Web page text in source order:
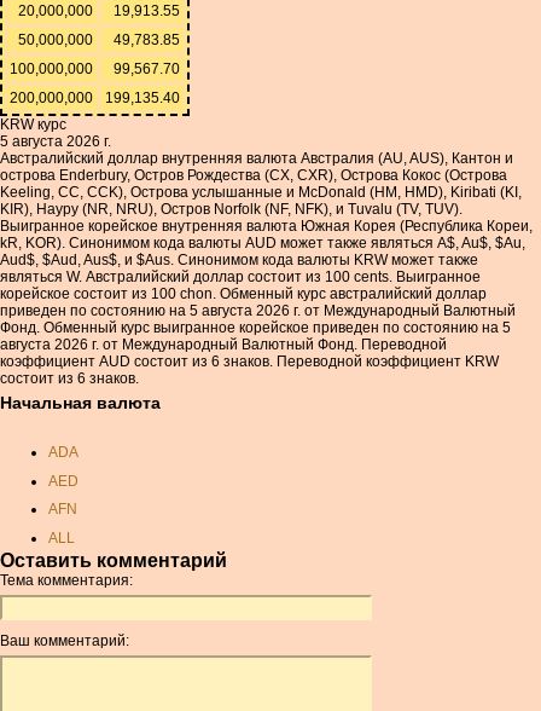
20,000,000
19,913.55
50,000,000
49,783.85
100,000,000
99,567.70
200,000,000
199,135.40
KRW курс
5 августа 2026 г.
Австралийский доллар внутренняя валюта Австралия (AU, AUS), Кантон и
острова Enderbury, Остров Рождества (CX, CXR), Острова Кокос (Острова
Keeling, CC, CCK), Острова услышанные и McDonald (HM, HMD), Kiribati (KI,
KIR), Науру (NR, NRU), Остров Norfolk (NF, NFK), и Tuvalu (TV, TUV).
Выигранное корейское внутренняя валюта Южная Корея (Республика Кореи,
kR, KOR). Синонимом кода валюты AUD может также являться A$, Au$, $Au,
Aud$, $Aud, Aus$, и $Aus. Синонимом кода валюты KRW может также
являться W. Австралийский доллар состоит из 100 cents. Выигранное
корейское состоит из 100 chon. Обменный курс австралийский доллар
приведен по состоянию на 5 августа 2026 г. от Международный Валютный
Фонд. Обменный курс выигранное корейское приведен по состоянию на 5
августа 2026 г. от Международный Валютный Фонд. Переводной
коэффициент AUD состоит из 6 знаков. Переводной коэффициент KRW
состоит из 6 знаков.
Начальная валюта
ADA
AED
AFN
ALL
AMD
ANC
ANG
AOA
Оставить комментарий
Тема комментария:
Ваш комментарий: